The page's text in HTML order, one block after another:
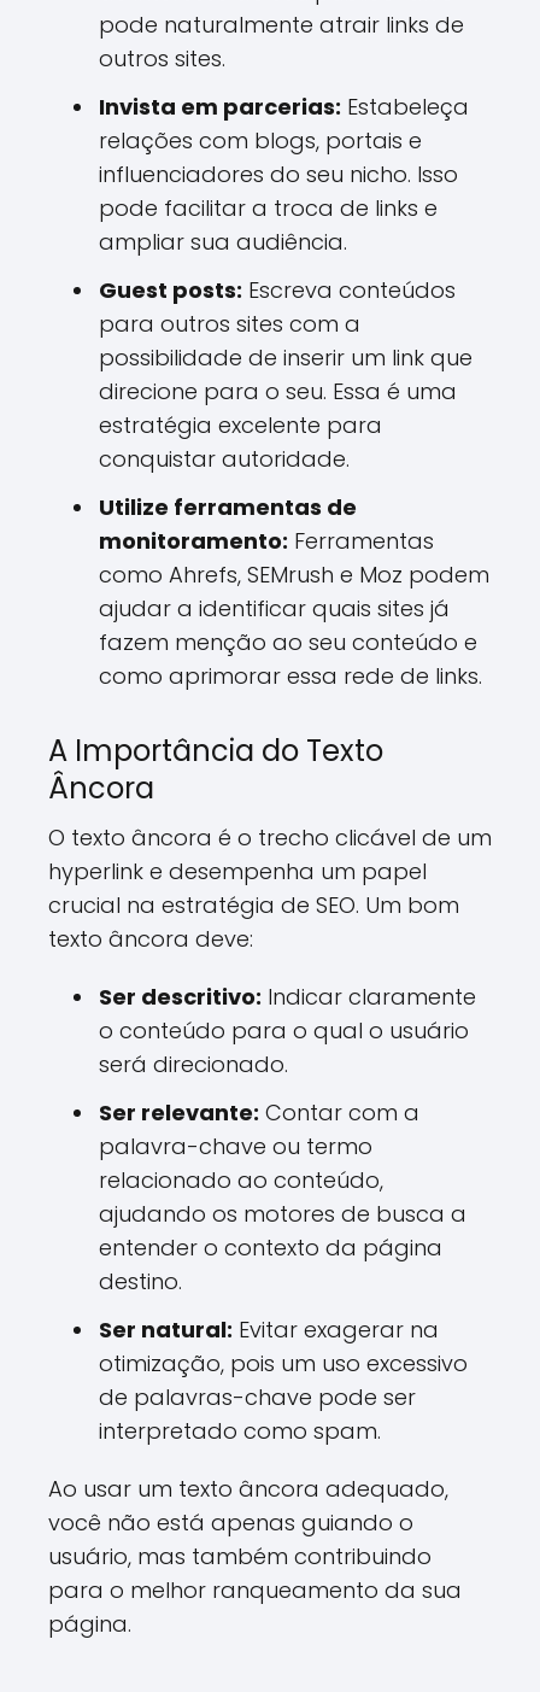
pode naturalmente atrair links de
outros sites.
Invista em parcerias: Estabeleça
relações com blogs, portais e
influenciadores do seu nicho. Isso
pode facilitar a troca de links e
ampliar sua audiência.
Guest posts: Escreva conteúdos
para outros sites com a
possibilidade de inserir um link que
direcione para o seu. Essa é uma
estratégia excelente para
conquistar autoridade.
Utilize ferramentas de
monitoramento: Ferramentas
como Ahrefs, SEMrush e Moz podem
ajudar a identificar quais sites já
fazem menção ao seu conteúdo e
como aprimorar essa rede de links.
A Importância do Texto
Âncora
O texto âncora é o trecho clicável de um
hyperlink e desempenha um papel
crucial na estratégia de SEO. Um bom
texto âncora deve:
Ser descritivo: Indicar claramente
o conteúdo para o qual o usuário
será direcionado.
Ser relevante: Contar com a
palavra-chave ou termo
relacionado ao conteúdo,
ajudando os motores de busca a
entender o contexto da página
destino.
Ser natural: Evitar exagerar na
otimização, pois um uso excessivo
de palavras-chave pode ser
interpretado como spam.
Ao usar um texto âncora adequado,
você não está apenas guiando o
usuário, mas também contribuindo
para o melhor ranqueamento da sua
página.